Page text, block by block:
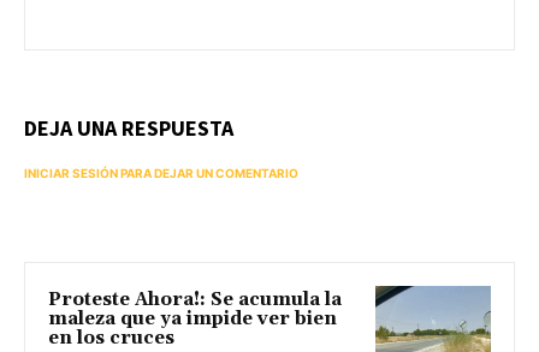
DEJA UNA RESPUESTA
INICIAR SESIÓN PARA DEJAR UN COMENTARIO
Proteste Ahora!: Se acumula la
maleza que ya impide ver bien
en los cruces